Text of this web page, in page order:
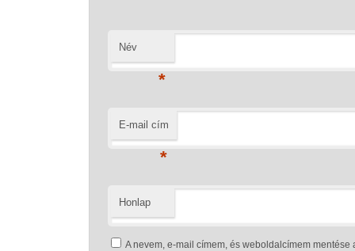
Név
*
E-mail cím
*
Honlap
A nevem, e-mail címem, és weboldalcímem